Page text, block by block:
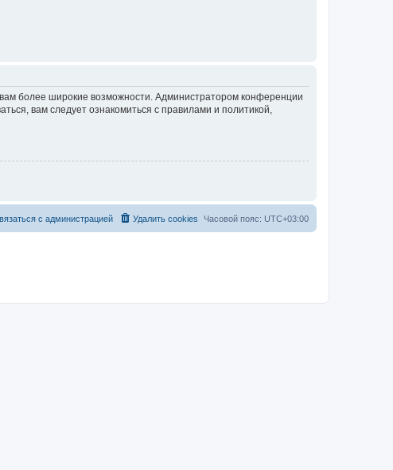
более широкие возможности. Администратором конференции
вам следует ознакомиться с правилами и политикой,
Часовой пояс: UTC+03:00
Удалить cookies
с администрацией